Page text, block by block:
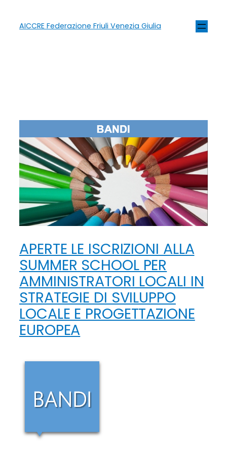
AICCRE Federazione Friuli Venezia Giulia
APERTE LE ISCRIZIONI ALLA
SUMMER SCHOOL PER
AMMINISTRATORI LOCALI IN
STRATEGIE DI SVILUPPO
LOCALE E PROGETTAZIONE
EUROPEA